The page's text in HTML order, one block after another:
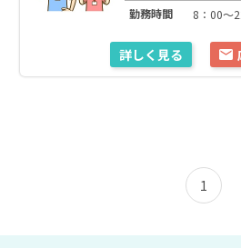
勤務時間
8：00～
詳しく見る
1